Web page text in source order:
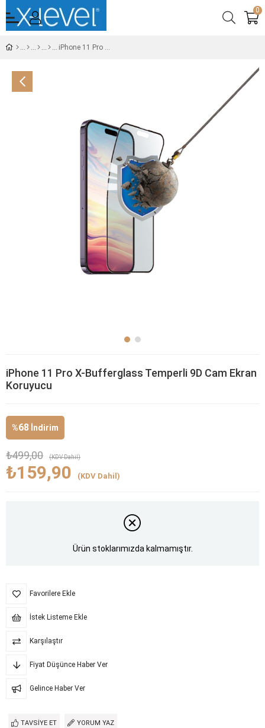
0
iPhone 11 Pro X-Bufferglass Temperli 9D Cam Ekran Koruyucu
iPhone 11 Pro X-Bufferglass Temperli 9D Cam Ekran
Koruyucu
%68 İndirim
₺499,00 (KDV Dahil)
₺159,90 (KDV Dahil)
Ürün stoklarımızda kalmamıştır.
Favorilere Ekle
İstek Listeme Ekle
Karşılaştır
Fiyat Düşünce Haber Ver
Gelince Haber Ver
TAVSIYE ET YORUM YAZ